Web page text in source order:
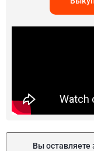
Вы оставляете